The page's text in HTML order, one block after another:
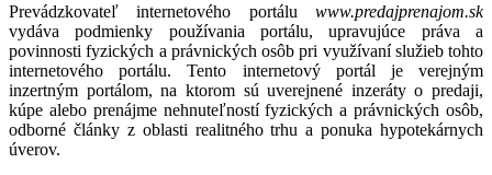
Prevádzkovateľ internetového portálu www.predajprenajom.sk
vydáva podmienky používania portálu, upravujúce práva a
povinnosti fyzických a právnických osôb pri využívaní služieb tohto
internetového portálu. Tento internetový portál je verejným
inzertným portálom, na ktorom sú uverejnené inzeráty o predaji,
kúpe alebo prenájme nehnuteľností fyzických a právnických osôb,
odborné články z oblasti realitného trhu a ponuka hypotekárnych
úverov.